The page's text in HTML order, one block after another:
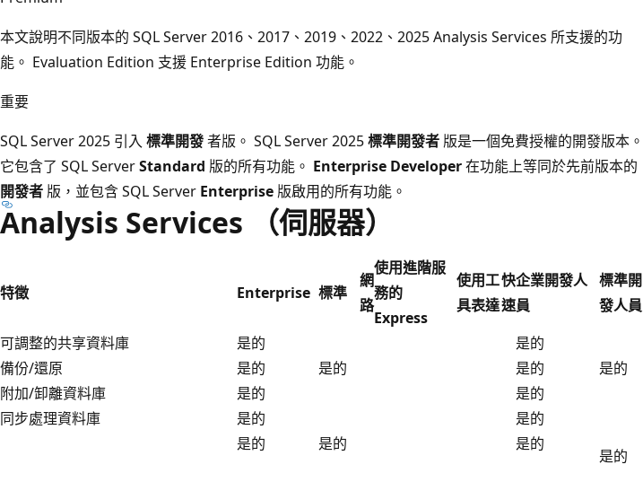
本文說明不同版本的 SQL Server 2016、2017、2019、2022、2025 Analysis Services 所支援的功
能。 Evaluation Edition 支援 Enterprise Edition 功能。
重要
SQL Server 2025 引入 標準開發者版。 SQL Server 2025標準開發者 版是一個免費授權的開發版本。
它包含了 SQL ServerStandard 版的所有功能。 Enterprise Developer在功能上等同於先前版本的
開發者 版，並包含 SQL Server Enterprise 版啟用的所有功能。
Analysis Services （伺服器）
特徵 Enterprise 標準
網
路
使用進階服
務的
Express
使用工
具表達
快
速
企業開發人
員
標準開
發人員
可調整的共享資料庫
是的
是的
備份/還原
是的 是的 是的
是的
附加/卸離資料庫
是的
是的
同步處理資料庫
是的 是的
是的 是的 是的
是的